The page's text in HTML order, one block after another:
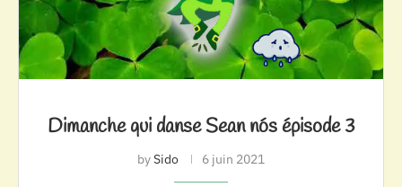
Dimanche qui danse Sean nós épisode 3
bySido 6 juin 2021